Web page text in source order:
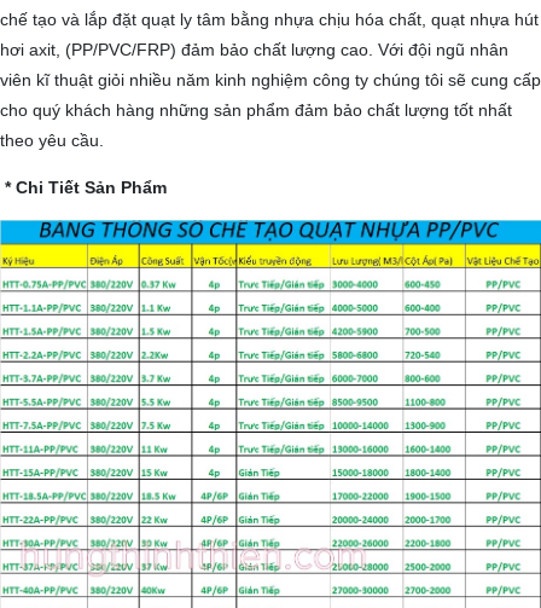
chế tạo và lắp đặt quạt ly tâm bằng nhựa chịu hóa chất, quạt nhựa hút
hơi axit, (PP/PVC/FRP) đảm bảo chất lượng cao. Với đội ngũ nhân
viên kĩ thuật giỏi nhiều năm kinh nghiệm công ty chúng tôi sẽ cung cấp
cho quý khách hàng những sản phẩm đảm bảo chất lượng tốt nhất
theo yêu cầu.
* Chi Tiết Sản Phẩm